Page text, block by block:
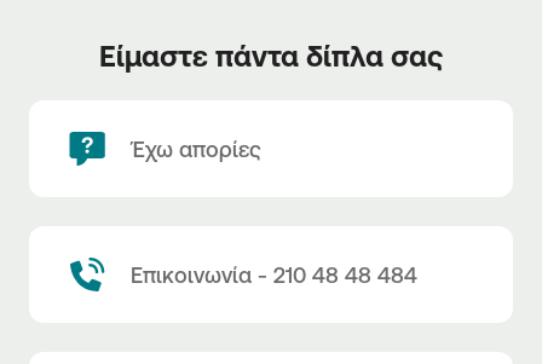
Είμαστε πάντα δίπλα σας
Έχω απορίες
Επικοινωνία - 210 48 48 484